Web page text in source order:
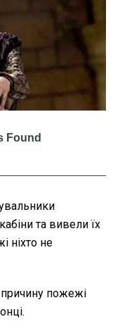
та вивели їх
ніхто не
пожежі